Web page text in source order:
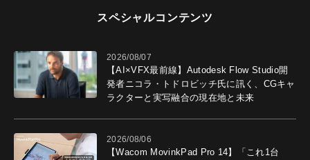
スペシャルコンテンツ
2026/08/07
【AI×VFX最前線】Autodesk Flow Studio開
発者ニコラ・トドロビッチ氏に訊く、CGキャ
ラクターと実写融合の現在地と未来
2026/08/06
【Wacom MovinkPad Pro 14】「これ1台